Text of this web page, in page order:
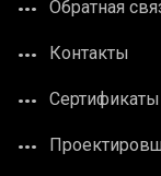
Обратная
Контакты
Сертификаты